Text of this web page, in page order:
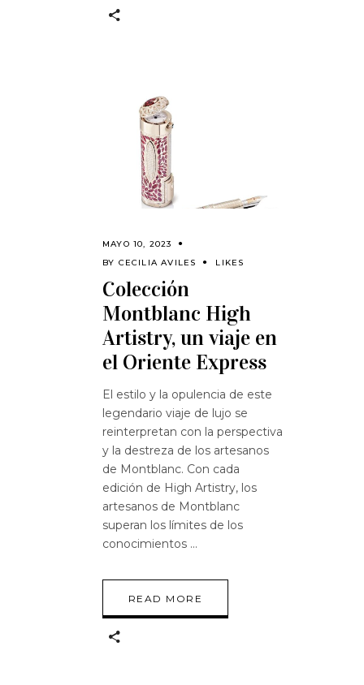
MAYO 10, 2023
BY CECILIA AVILES LIKES
Colección
Montblanc High
Artistry, un viaje en
el Oriente Express
El estilo y la opulencia de este
legendario viaje de lujo se
reinterpretan con la perspectiva
y la destreza de los artesanos
de Montblanc. Con cada
edición de High Artistry, los
artesanos de Montblanc
superan los límites de los
conocimientos
READ MORE